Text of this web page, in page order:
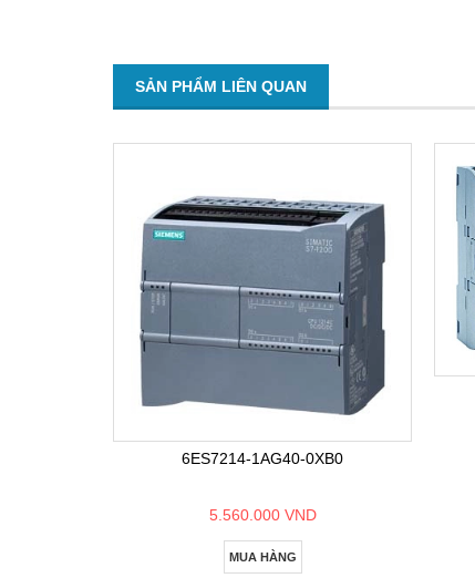
SẢN PHẨM LIÊN QUAN
6ES7214-1AG40-0XB0
5.560.000 VND
MUA HÀNG